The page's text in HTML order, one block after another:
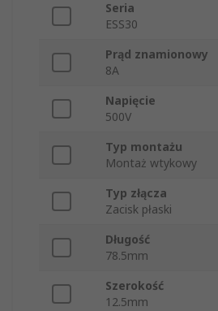
Seria
ESS30
Prąd znamionowy
8A
Napięcie
500V
Typ montażu
Montaż wtykowy
Typ złącza
Zacisk płaski
Długość
78.5mm
Szerokość
12.5mm